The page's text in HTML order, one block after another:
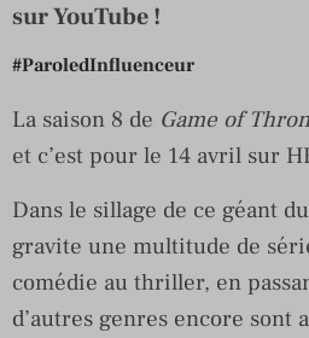
sur YouTube !
#ParoledInfluenceur
La saison 8 de Game of
et c’est pour le 14 avril sur
Dans le sillage de ce géant
gravite une multitude de
comédie au thriller, en
d’autres genres encore sont